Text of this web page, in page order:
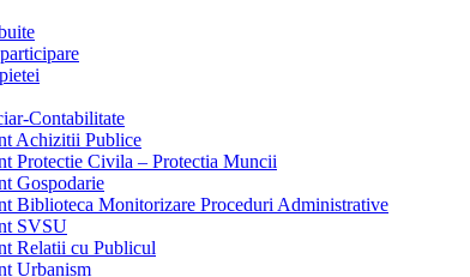
Contabilitate
Achizitii Publice
Protectie Civila – Protectia Muncii
Gospodarie
Biblioteca Monitorizare Proceduri Administrative
SVSU
Relatii cu Publicul
Urbanism